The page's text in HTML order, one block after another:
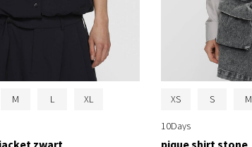
M L XL
zwart
XS S M
10Days
pique shirt stone